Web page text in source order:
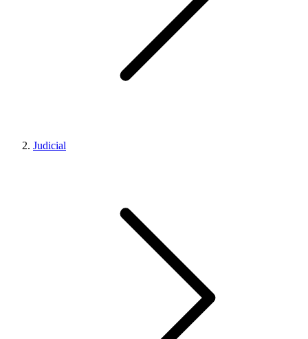
Judicial